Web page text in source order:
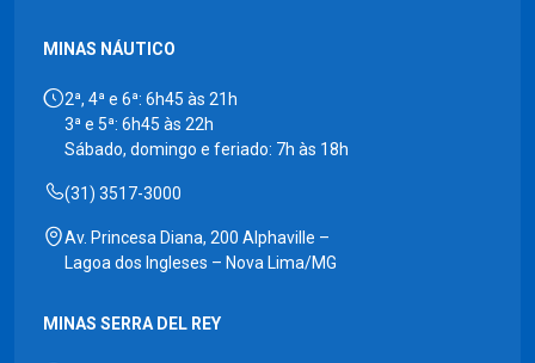
MINAS NÁUTICO
2ª, 4ª e 6ª: 6h45 às 21h
3ª e 5ª: 6h45 às 22h
Sábado, domingo e feriado: 7h às 18h
(31) 3517-3000
Av. Princesa Diana, 200 Alphaville –
Lagoa dos Ingleses – Nova Lima/MG
MINAS SERRA DEL REY